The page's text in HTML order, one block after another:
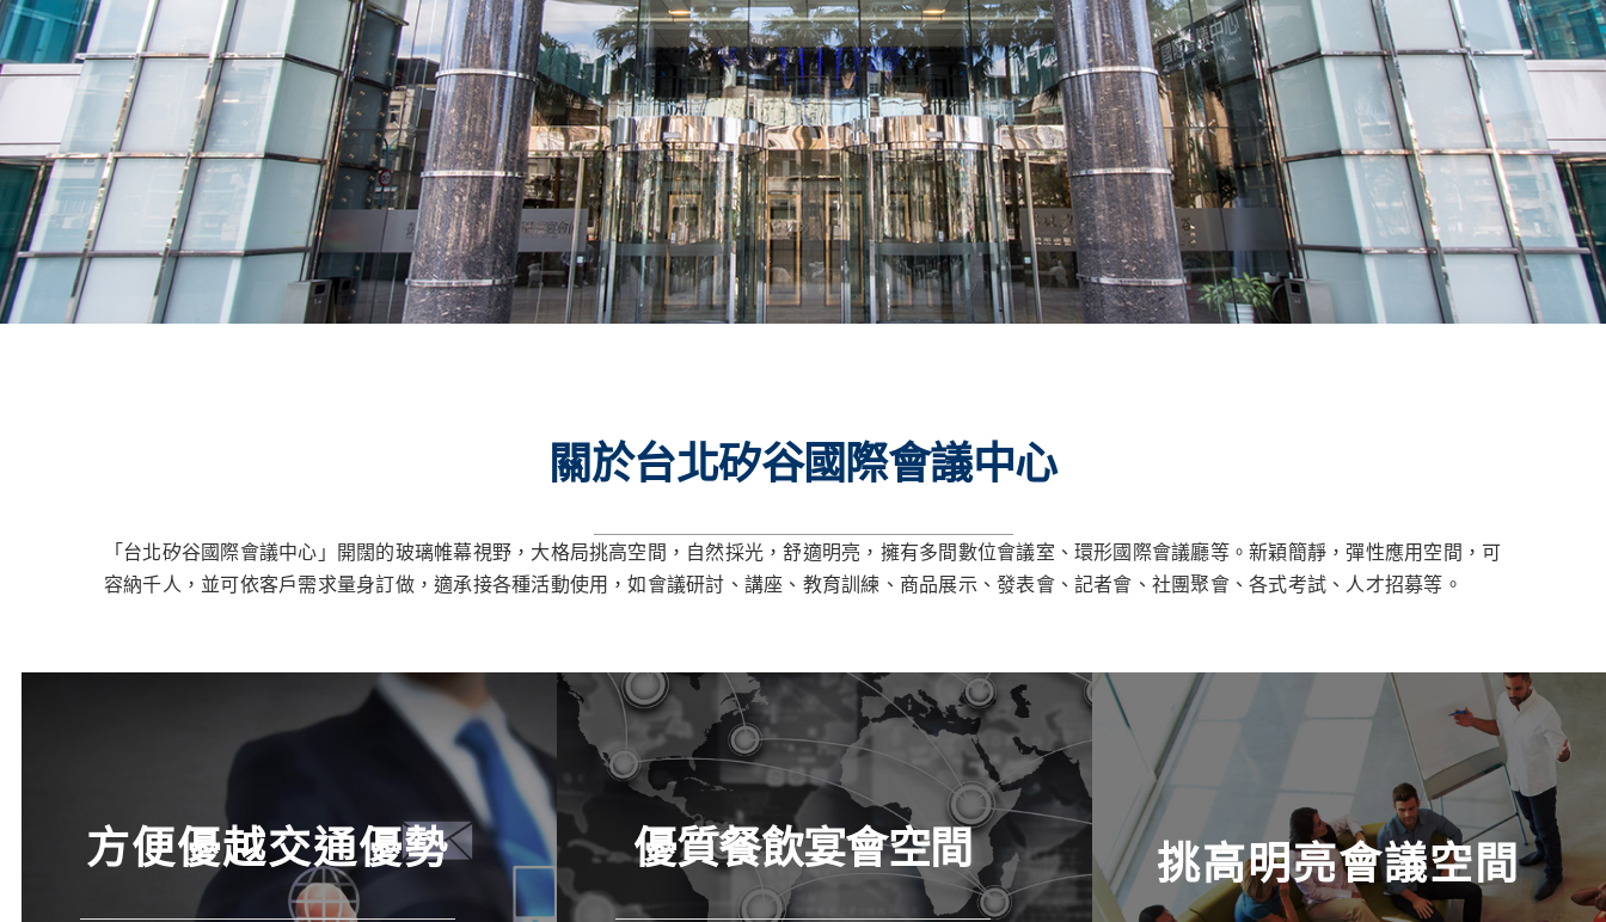
關於台北矽谷國際會議中心
「台北矽谷國際會議中心」開闊的玻璃帷幕視野，大格局挑高空間，自然採光，舒適明亮，擁有多間數位會議室、環形國際會議廳等。新穎簡靜，彈性應用空間，可
容納千人，並可依客戶需求量身訂做，適承接各種活動使用，如會議研討、講座、教育訓練、商品展示、發表會、記者會、社團聚會、各式考試、人才招募等。
方便優越交通優勢 優質餐飲宴會空間 挑高明亮會議空間